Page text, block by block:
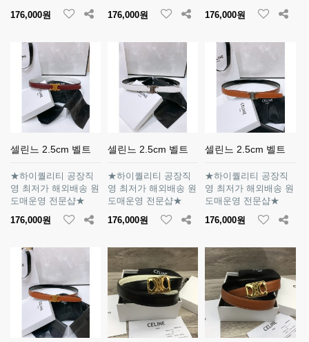
176,000원
176,000원
176,000원
셀린느 2.5cm 벨트
★하이퀄리티 공장직
영 최저가 해외배송 원
도매운영 전문샵★
176,000원
셀린느 2.5cm 벨트
★하이퀄리티 공장직
영 최저가 해외배송 원
도매운영 전문샵★
176,000원
셀린느 2.5cm 벨트
★하이퀄리티 공장직
영 최저가 해외배송 원
도매운영 전문샵★
176,000원